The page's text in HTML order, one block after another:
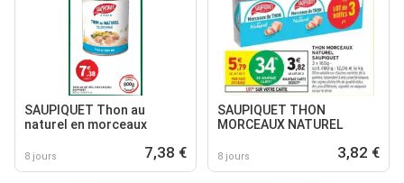
SAUPIQUET Thon au
naturel en morceaux
8 jours 7,38 €
SAUPIQUET THON
MORCEAUX NATUREL
8 jours 3,82 €